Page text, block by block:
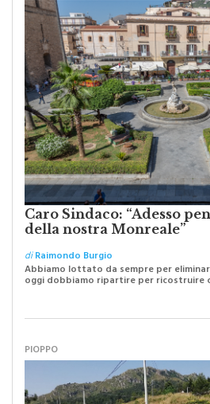
Caro Sindaco: “Adesso
della nostra Monreale”
diRaimondo Burgio
Abbiamo lottato da sempre per
oggi dobbiamo ripartire per ricostruire